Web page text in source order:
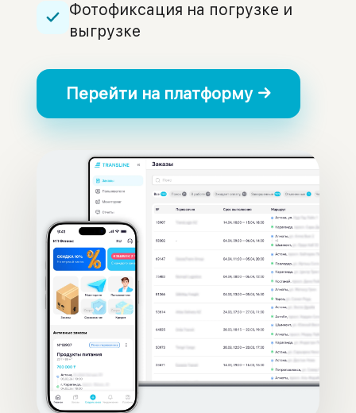
Фотофиксация на погрузке и
выгрузке
Перейти на платформу →